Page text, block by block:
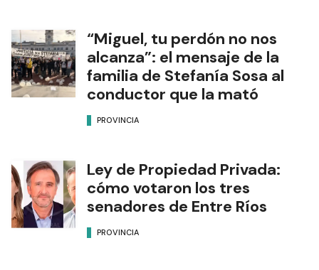
“Miguel, tu perdón no nos
alcanza”: el mensaje de la
familia de Stefanía Sosa al
conductor que la mató
PROVINCIA
Ley de Propiedad Privada:
cómo votaron los tres
senadores de Entre Ríos
PROVINCIA